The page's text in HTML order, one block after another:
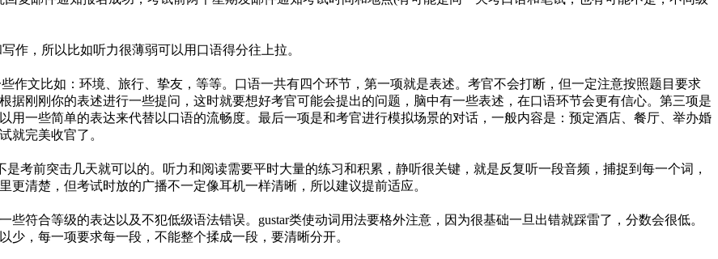
，所以比如听力很薄弱可以用口语得分往上拉。
文比如：环境、旅行、挚友，等等。口语一共有四个环节，第一项就是表述。考官不会打断，但一定注意按照题目要求
据刚刚你的表述进行一些提问，这时就要想好考官可能会提出的问题，脑中有一些表述，在口语环节会更有信心。第三项是
用一些简单的表达来代替以口语的流畅度。最后一项是和考官进行模拟场景的对话，一般内容是：预定酒店、餐厅、举办婚
就完美收官了。
考前突击几天就可以的。听力和阅读需要平时大量的练习和积累，静听很关键，就是反复听一段音频，捕捉到每一个词，
清楚，但考试时放的广播不一定像耳机一样清晰，所以建议提前适应。
合等级的表达以及不犯低级语法错误。gustar类使动词用法要格外注意，因为很基础一旦出错就踩雷了，分数会很低。
，每一项要求每一段，不能整个揉成一段，要清晰分开。